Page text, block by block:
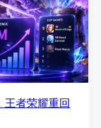
者荣耀重回